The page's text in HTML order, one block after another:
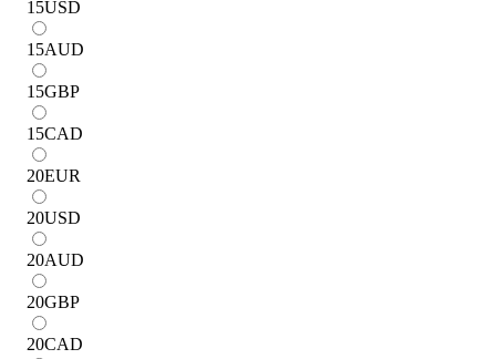
15USD
15AUD
15GBP
15CAD
20EUR
20USD
20AUD
20GBP
20CAD